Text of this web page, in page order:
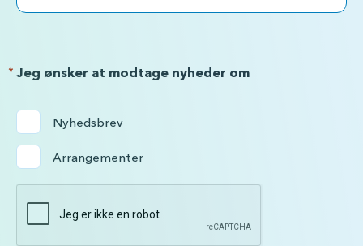
Jeg ønsker at modtage nyheder om
*
Nyhedsbrev
Arrangementer